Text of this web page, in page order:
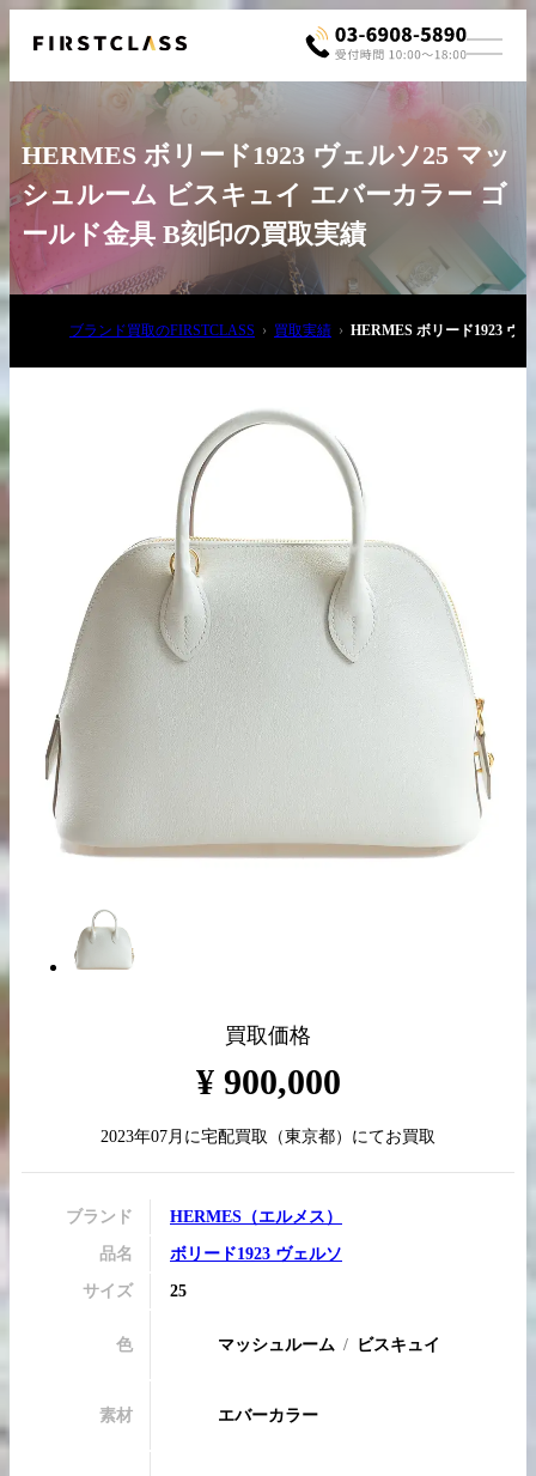
03-6908-5890
出張買取の
お申込み
宅配買取の
お申込み
LINE査定
HERMES ボリード1923 ヴェルソ25 マッ
シュルーム ビスキュイ エバーカラー ゴ
ールド金具 B刻印の買取実績
ブランド買取のFIRSTCLASS 買取実績 HERMES ボリード1923 ヴ
買取価格
¥ 900,000
2023年07月 に宅配買取 （東京都）にてお買取
ブランド HERMES （エルメス ）
品名 ボリード1923 ヴェルソ
サイズ 25
色 マッシュルーム ビスキュイ
素材 エバーカラー